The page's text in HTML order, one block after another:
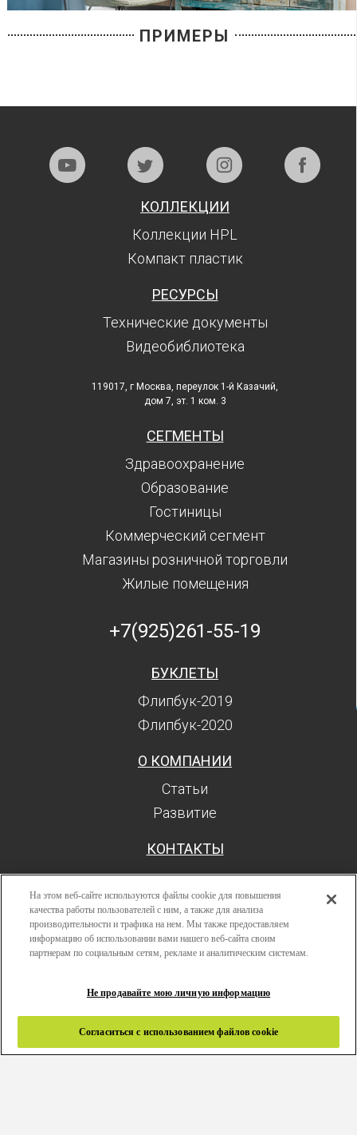
ПРИМЕРЫ
КОЛЛЕКЦИИ
Коллекции HPL
Компакт пластик
РЕСУРСЫ
Технические документы
Видеобиблиотека
119017, г Москва, переулок 1-й Казачий,
дом 7, эт. 1 ком. 3
СЕГМЕНТЫ
Здравоохранение
Образование
Гостиницы
Коммерческий сегмент
Магазины розничной торговли
Жилые помещения
+7(925)261-55-19
БУКЛЕТЫ
Флипбук-2019
Флипбук-2020
О КОМПАНИИ
Статьи
Развитие
КОНТАКТЫ
Поиск
Авторизоваться
Развитие
Правила и условия
На этом веб-сайте используются файлы cookie для повышения
качества работы пользователей с ним, а также для анализа
производительности и трафика на нем. Мы также предоставляем
информацию об использовании вами нашего веб-сайта своим
партнерам по социальным сетям, рекламе и аналитическим системам.
Не продавайте мою личную информацию
Согласиться с использованием файлов cookie